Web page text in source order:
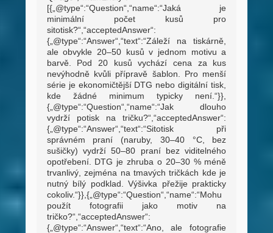
[{„@type“:“Question“,“name“:“Jaká je
minimální počet kusů pro
sitotisk?“,“acceptedAnswer“:
{„@type“:“Answer“,“text“:“Záleží na tiskárně,
ale obvykle 20–50 kusů v jednom motivu a
barvě. Pod 20 kusů vychází cena za kus
nevýhodně kvůli přípravě šablon. Pro menší
série je ekonomičtější DTG nebo digitální tisk,
kde žádné minimum typicky není.“}},
{„@type“:“Question“,“name“:“Jak dlouho
vydrží potisk na tričku?“,“acceptedAnswer“:
{„@type“:“Answer“,“text“:“Sitotisk při
správném praní (naruby, 30–40 °C, bez
sušičky) vydrží 50–80 praní bez viditelného
opotřebení. DTG je zhruba o 20–30 % méně
trvanlivý, zejména na tmavých tričkách kde je
nutný bílý podklad. Výšivka přežije prakticky
cokoliv.“}},{„@type“:“Question“,“name“:“Mohu
použít fotografii jako motiv na
tričko?“,“acceptedAnswer“:
{„@type“:“Answer“,“text“:“Ano, ale fotografie